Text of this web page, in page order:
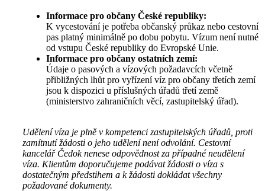
Informace pro občany České republiky:
K vycestování je potřeba občanský průkaz nebo cestovní
pas platný minimálně po dobu pobytu. Vízum není nutné
od vstupu České republiky do Evropské Unie.
Informace pro občany ostatních zemí:
Údaje o pasových a vízových požadavcích včetně
přibližných lhůt pro vyřízení víz pro občany třetích zemí
jsou k dispozici u příslušných úřadů třetí země
(ministerstvo zahraničních věcí, zastupitelský úřad).
Udělení víza je plně v kompetenci zastupitelských úřadů, proti
zamítnutí žádosti o jeho udělení není odvolání. Cestovní
kancelář Čedok nenese odpovědnost za případné neudělení
víza. Klientům doporučujeme podávat žádosti o víza s
dostatečným předstihem a k žádosti dokládat všechny
požadované dokumenty.